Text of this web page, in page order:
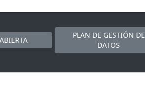
PLAN DE GESTIÓN DE
DATOS